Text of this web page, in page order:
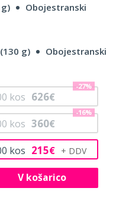
Obojestranski
g)
Obojestranski
kos 215€
kos 360€
-16%
kos 626€
-27%
V košarico